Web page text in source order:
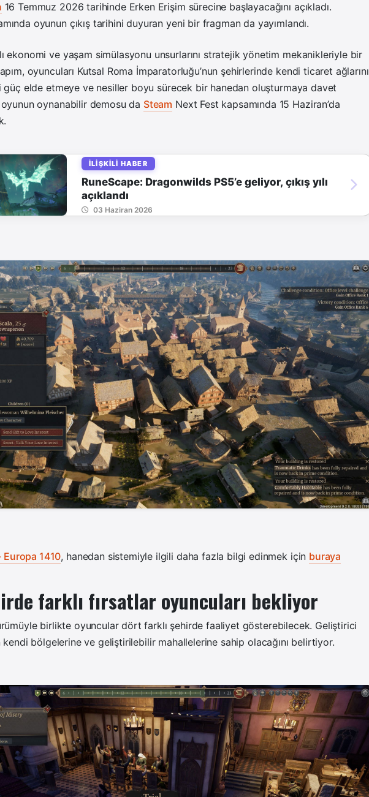
16 Temmuz 2026 tarihinde Erken Erişim sürecine başlayacağını açıkladı.
oyunun çıkış tarihini duyuran yeni bir fragman da yayımlandı.
ekonomi ve yaşam simülasyonu unsurlarını stratejik yönetim mekanikleriyle bir
oyuncuları Kutsal Roma İmparatorluğu’nun şehirlerinde kendi ticaret ağlarını
güç elde etmeye ve nesiller boyu sürecek bir hanedan oluşturmaya davet
oynanabilir demosu da Steam Next Fest kapsamında 15 Haziran’da
İLIŞKILI HABER
RuneScape: Dragonwilds PS5’e geliyor, çıkış yılı
açıklandı
03 Haziran 2026
Europa 1410, hanedan sistemiyle ilgili daha fazla bilgi edinmek için buraya
farklı fırsatlar oyuncuları bekliyor
birlikte oyuncular dört farklı şehirde faaliyet gösterebilecek. Geliştirici
bölgelerine ve geliştirilebilir mahallelerine sahip olacağını belirtiyor.